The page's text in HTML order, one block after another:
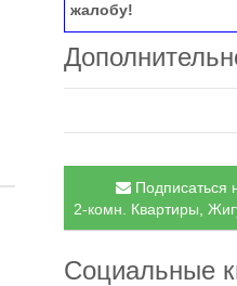
жалобу!
Подписаться
2-комн. Квартиры,
Социальные